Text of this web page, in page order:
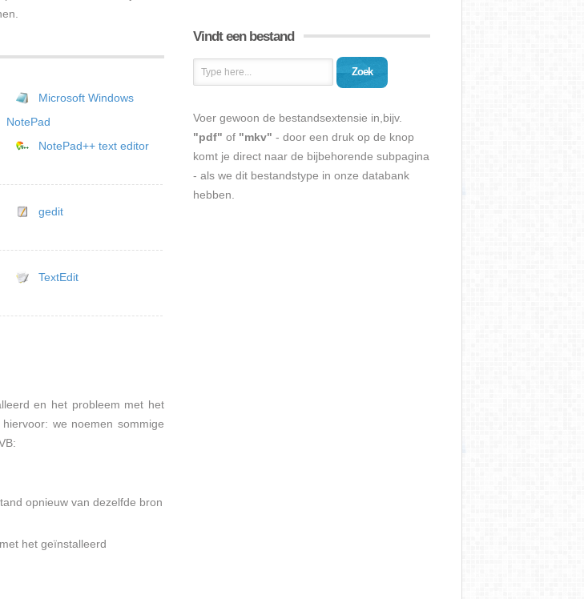
Microsoft Windows
NotePad
NotePad++ text editor
gedit
TextEdit
en het probleem met het
we noemen sommige
opnieuw van dezelfde bron
het geïnstalleerd
Vindt een bestand
Zoek
Voer gewoon de bestandsextensie in,bijv.
"pdf" of "mkv" - door een druk op de knop
komt je direct naar de bijbehorende subpagina
- als we dit bestandstype in onze databank
hebben.